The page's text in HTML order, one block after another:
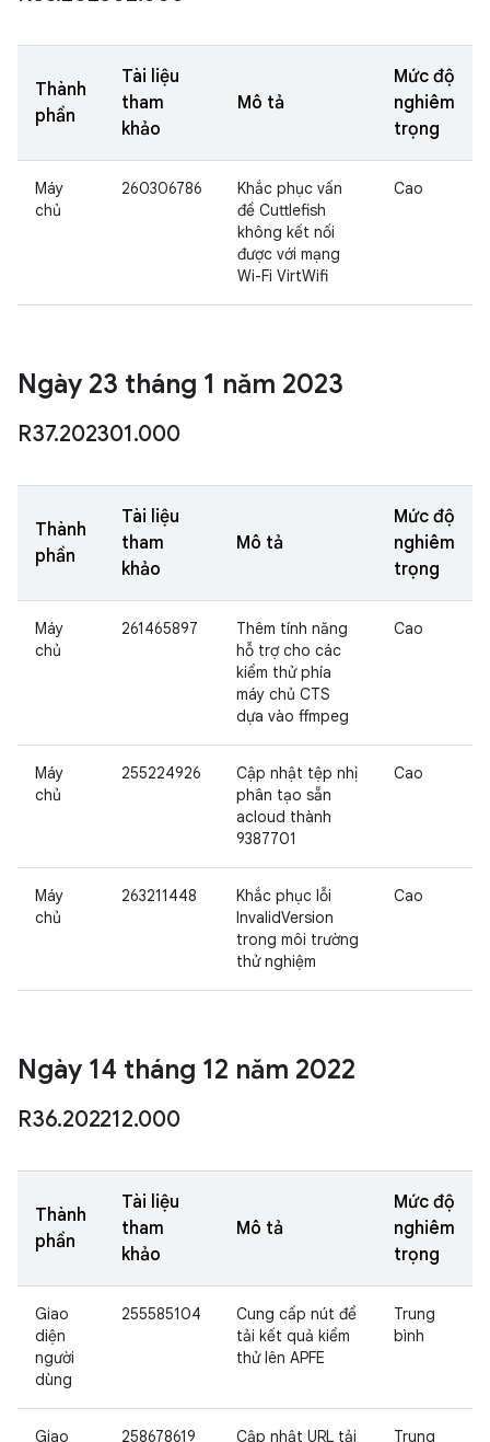
Thành
phần
Tài liệu
tham
khảo
Mô tả
Mức độ
nghiêm
trọng
Máy
chủ
260306786
Khắc phục vấn
đề Cuttlefish
không kết nối
được với mạng
Wi-Fi VirtWifi
Cao
Ngày 23 tháng 1 năm 2023
R37.202301.000
Thành
phần
Tài liệu
tham
khảo
Mô tả
Mức độ
nghiêm
trọng
Máy
chủ
261465897
Thêm tính năng
hỗ trợ cho các
kiểm thử phía
máy chủ CTS
dựa vào ffmpeg
Cao
Máy
chủ
255224926
Cập nhật tệp nhị
phân tạo sẵn
acloud thành
9387701
Cao
Máy
chủ
263211448
Khắc phục lỗi
InvalidVersion
trong môi trường
thử nghiệm
Cao
Ngày 14 tháng 12 năm 2022
R36.202212.000
Thành
phần
Tài liệu
tham
khảo
Mô tả
Mức độ
nghiêm
trọng
Giao
diện
người
dùng
255585104
Cung cấp nút để
tải kết quả kiểm
thử lên APFE
Trung
bình
Giao
258678619
Cập nhật URL tải
Trung